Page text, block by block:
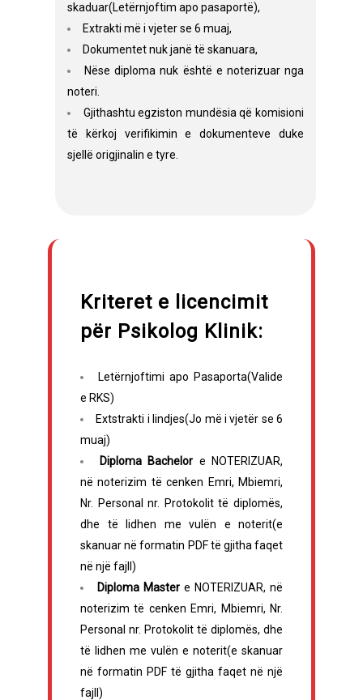
skaduar(Letërnjoftim apo pasaportë),
Extrakti më i vjeter se 6 muaj,
Dokumentet nuk janë të skanuara,
Nëse diploma nuk është e noterizuar nga
noteri.
Gjithashtu egziston mundësia që komisioni
të kërkoj verifikimin e dokumenteve duke
sjellë origjinalin e tyre.
Kriteret e licencimit
për Psikolog Klinik:
Letërnjoftimi apo Pasaporta(Valide
e RKS)
Extstrakti i lindjes(Jo më i vjetër se 6
muaj)
Diploma Bachelor e NOTERIZUAR,
në noterizim të cenken Emri, Mbiemri,
Nr. Personal nr. Protokolit të diplomës,
dhe të lidhen me vulën e noterit(e
skanuar në formatin PDF të gjitha faqet
në një fajll)
Diploma Master e NOTERIZUAR, në
noterizim të cenken Emri, Mbiemri, Nr.
Personal nr. Protokolit të diplomës, dhe
të lidhen me vulën e noterit(e skanuar
në formatin PDF të gjitha faqet në një
fajll)